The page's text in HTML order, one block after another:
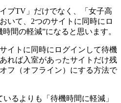
ブTV」だけでなく、「女子高
いて、2つのサイトに同時にロ
間の軽減”になると思います。
イトに同時にログインして待機
れば入室があったサイトだけ残
フ（オフライン）にする方法で
るよりも「待機時間に軽減」